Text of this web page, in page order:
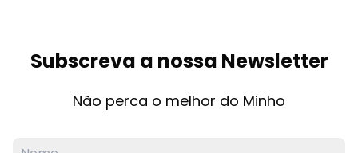
Subscreva a nossa Newsletter
Não perca o melhor do Minho